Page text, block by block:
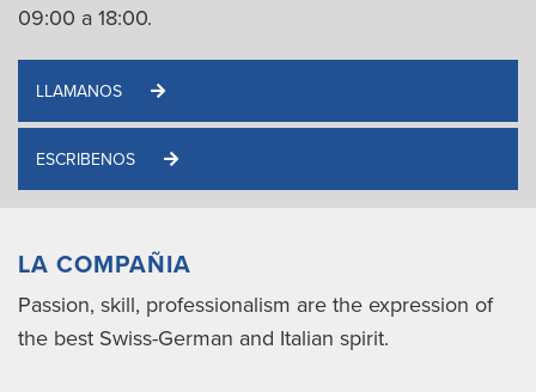
09:00 a 18:00.
LLAMANOS
ESCRIBENOS
LA COMPAÑIA
Passion, skill, professionalism are the expression of
the best Swiss-German and Italian spirit.